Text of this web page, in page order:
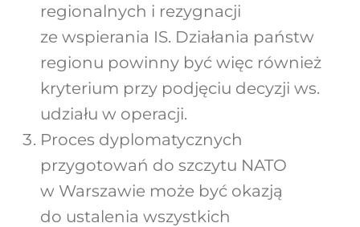
regionalnych i rezygnacji
ze wspierania IS. Działania państw
regionu powinny być więc również
kryterium przy podjęciu decyzji ws.
udziału w operacji.
Proces dyplomatycznych
przygotowań do szczytu NATO
w Warszawie może być okazją
do ustalenia wszystkich